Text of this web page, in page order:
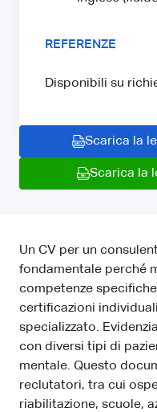
REFERENZE
Disponibili su
Scarica la
Scarica la
Un CV per un
fondamentale perché
competenze
certificazioni
specializzato.
con diversi tipi di
mentale. Questo
reclutatori, tra cui
riabilitazione, scuole,